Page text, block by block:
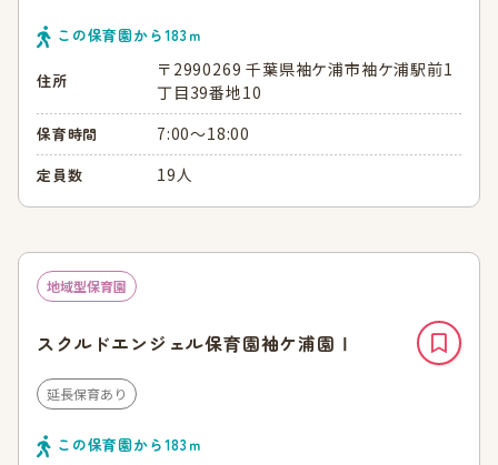
この保育園から183ｍ
住所
〒2990269 千葉県袖ケ浦市袖ケ浦駅前1
丁目39番地10
保育時間 7:00～18:00
定員数 19人
地域型保育園
スクルドエンジェル保育園袖ケ浦園Ⅰ
延長保育あり
この保育園から183ｍ